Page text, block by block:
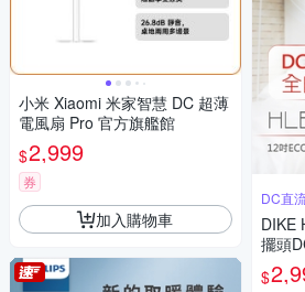
小米 Xiaomi 米家智慧 DC 超薄
電風扇 Pro 官方旗艦館
$2,999
券
加入購物車
DC直
DIKE
擺頭
$